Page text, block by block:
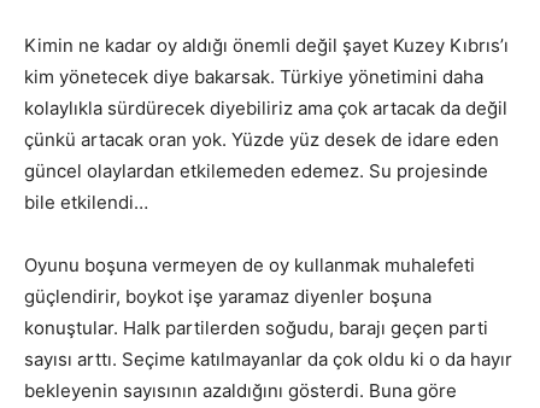
Kimin ne kadar oy aldığı önemli değil şayet Kuzey Kıbrıs’ı
kim yönetecek diye bakarsak. Türkiye yönetimini daha
kolaylıkla sürdürecek diyebiliriz ama çok artacak da değil
çünkü artacak oran yok. Yüzde yüz desek de idare eden
güncel olaylardan etkilemeden edemez. Su projesinde
bile etkilendi…
Oyunu boşuna vermeyen de oy kullanmak muhalefeti
güçlendirir, boykot işe yaramaz diyenler boşuna
konuştular. Halk partilerden soğudu, barajı geçen parti
sayısı arttı. Seçime katılmayanlar da çok oldu ki o da hayır
bekleyenin sayısının azaldığını gösterdi. Buna göre